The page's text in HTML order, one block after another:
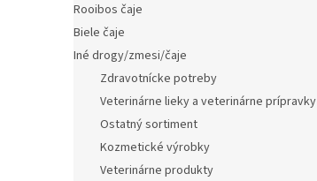
Rooibos čaje
Biele čaje
Iné drogy/zmesi/čaje
Zdravotnícke potreby
Veterinárne lieky a veterinárne prípravky
Ostatný sortiment
Kozmetické výrobky
Veterinárne produkty